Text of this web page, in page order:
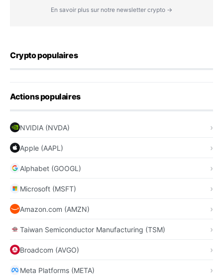
En savoir plus sur notre newsletter crypto →
Crypto populaires
Actions populaires
NVIDIA (NVDA)
Apple (AAPL)
Alphabet (GOOGL)
Microsoft (MSFT)
Amazon.com (AMZN)
Taiwan Semiconductor Manufacturing (TSM)
Broadcom (AVGO)
Meta Platforms (META)